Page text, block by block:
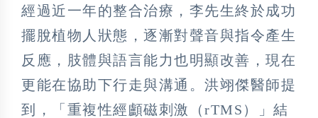
經過近一年的整合治療，李先生終於成功
擺脫植物人狀態，逐漸對聲音與指令產生
反應，肢體與語言能力也明顯改善，現在
更能在協助下行走與溝通。洪翊傑醫師提
到，「重複性經顱磁刺激（rTMS）」結